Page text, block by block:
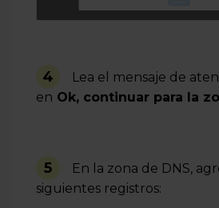
4
Lea el mensaje de
en Ok, continuar para la
5 En la zona de DNS,
siguientes registros: